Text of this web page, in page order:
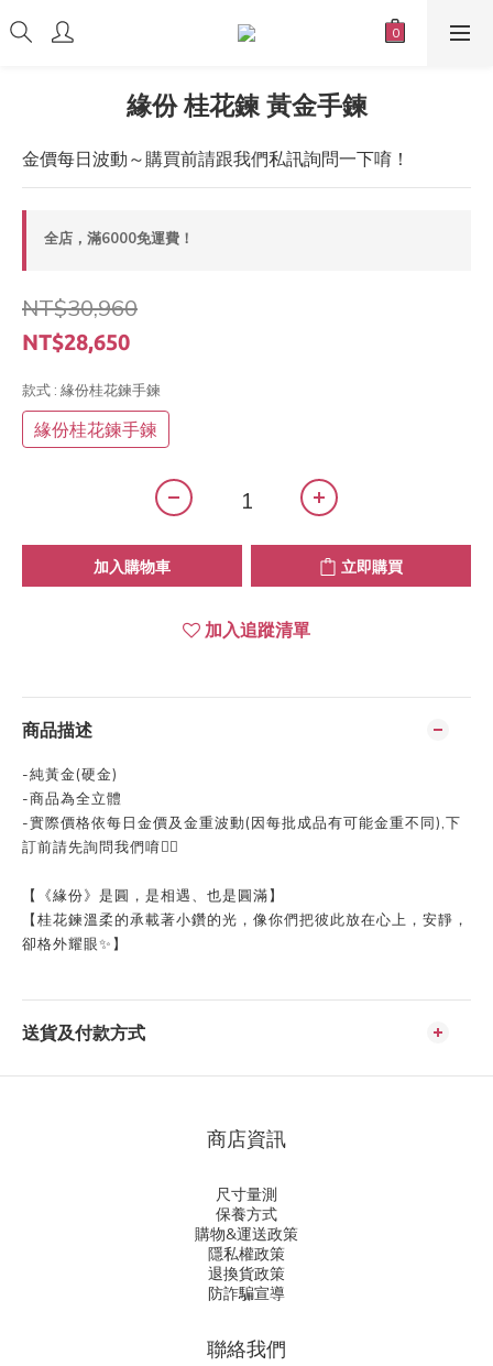
緣份 桂花鍊 黃金手鍊
金價每日波動～購買前請跟我們私訊詢問一下唷！
全店，滿6000免運費！
NT$30,960
NT$28,650
款式 : 緣份桂花鍊手鍊
緣份桂花鍊手鍊
加入購物車 立即購買
加入追蹤清單
商品描述
-純黃金(硬金)
-商品為全立體
-實際價格依每日金價及金重波動(因每批成品有可能金重不同),下
訂前請先詢問我們唷👍🏻
【《緣份》是圓，是相遇、也是圓滿】
【桂花鍊溫柔的承載著小鑽的光，像你們把彼此放在心上，安靜，
卻格外耀眼✨】
送貨及付款方式
商店資訊
尺寸量測
保養方式
購物&運送政策
隱私權政策
退換貨政策
防詐騙宣導
聯絡我們